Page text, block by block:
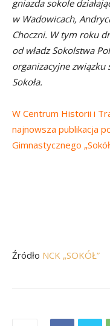
gniazda sokole
w Wadowicach,
Choczni. W tym roku
od władz Sokolstwa
organizacyjne związku
Sokoła.
W Centrum Historii i
najnowsza publikacja
Gimnastycznego
Źródło NCK „SOKÓŁ”